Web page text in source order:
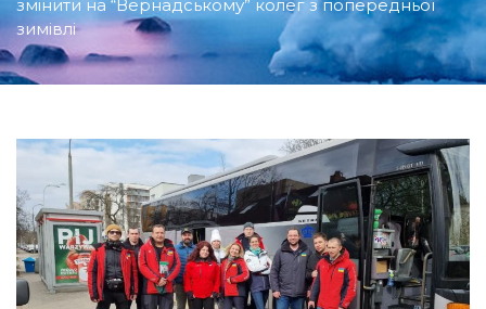
змінити на “Вернадському” колег з попередньої
зимівлі